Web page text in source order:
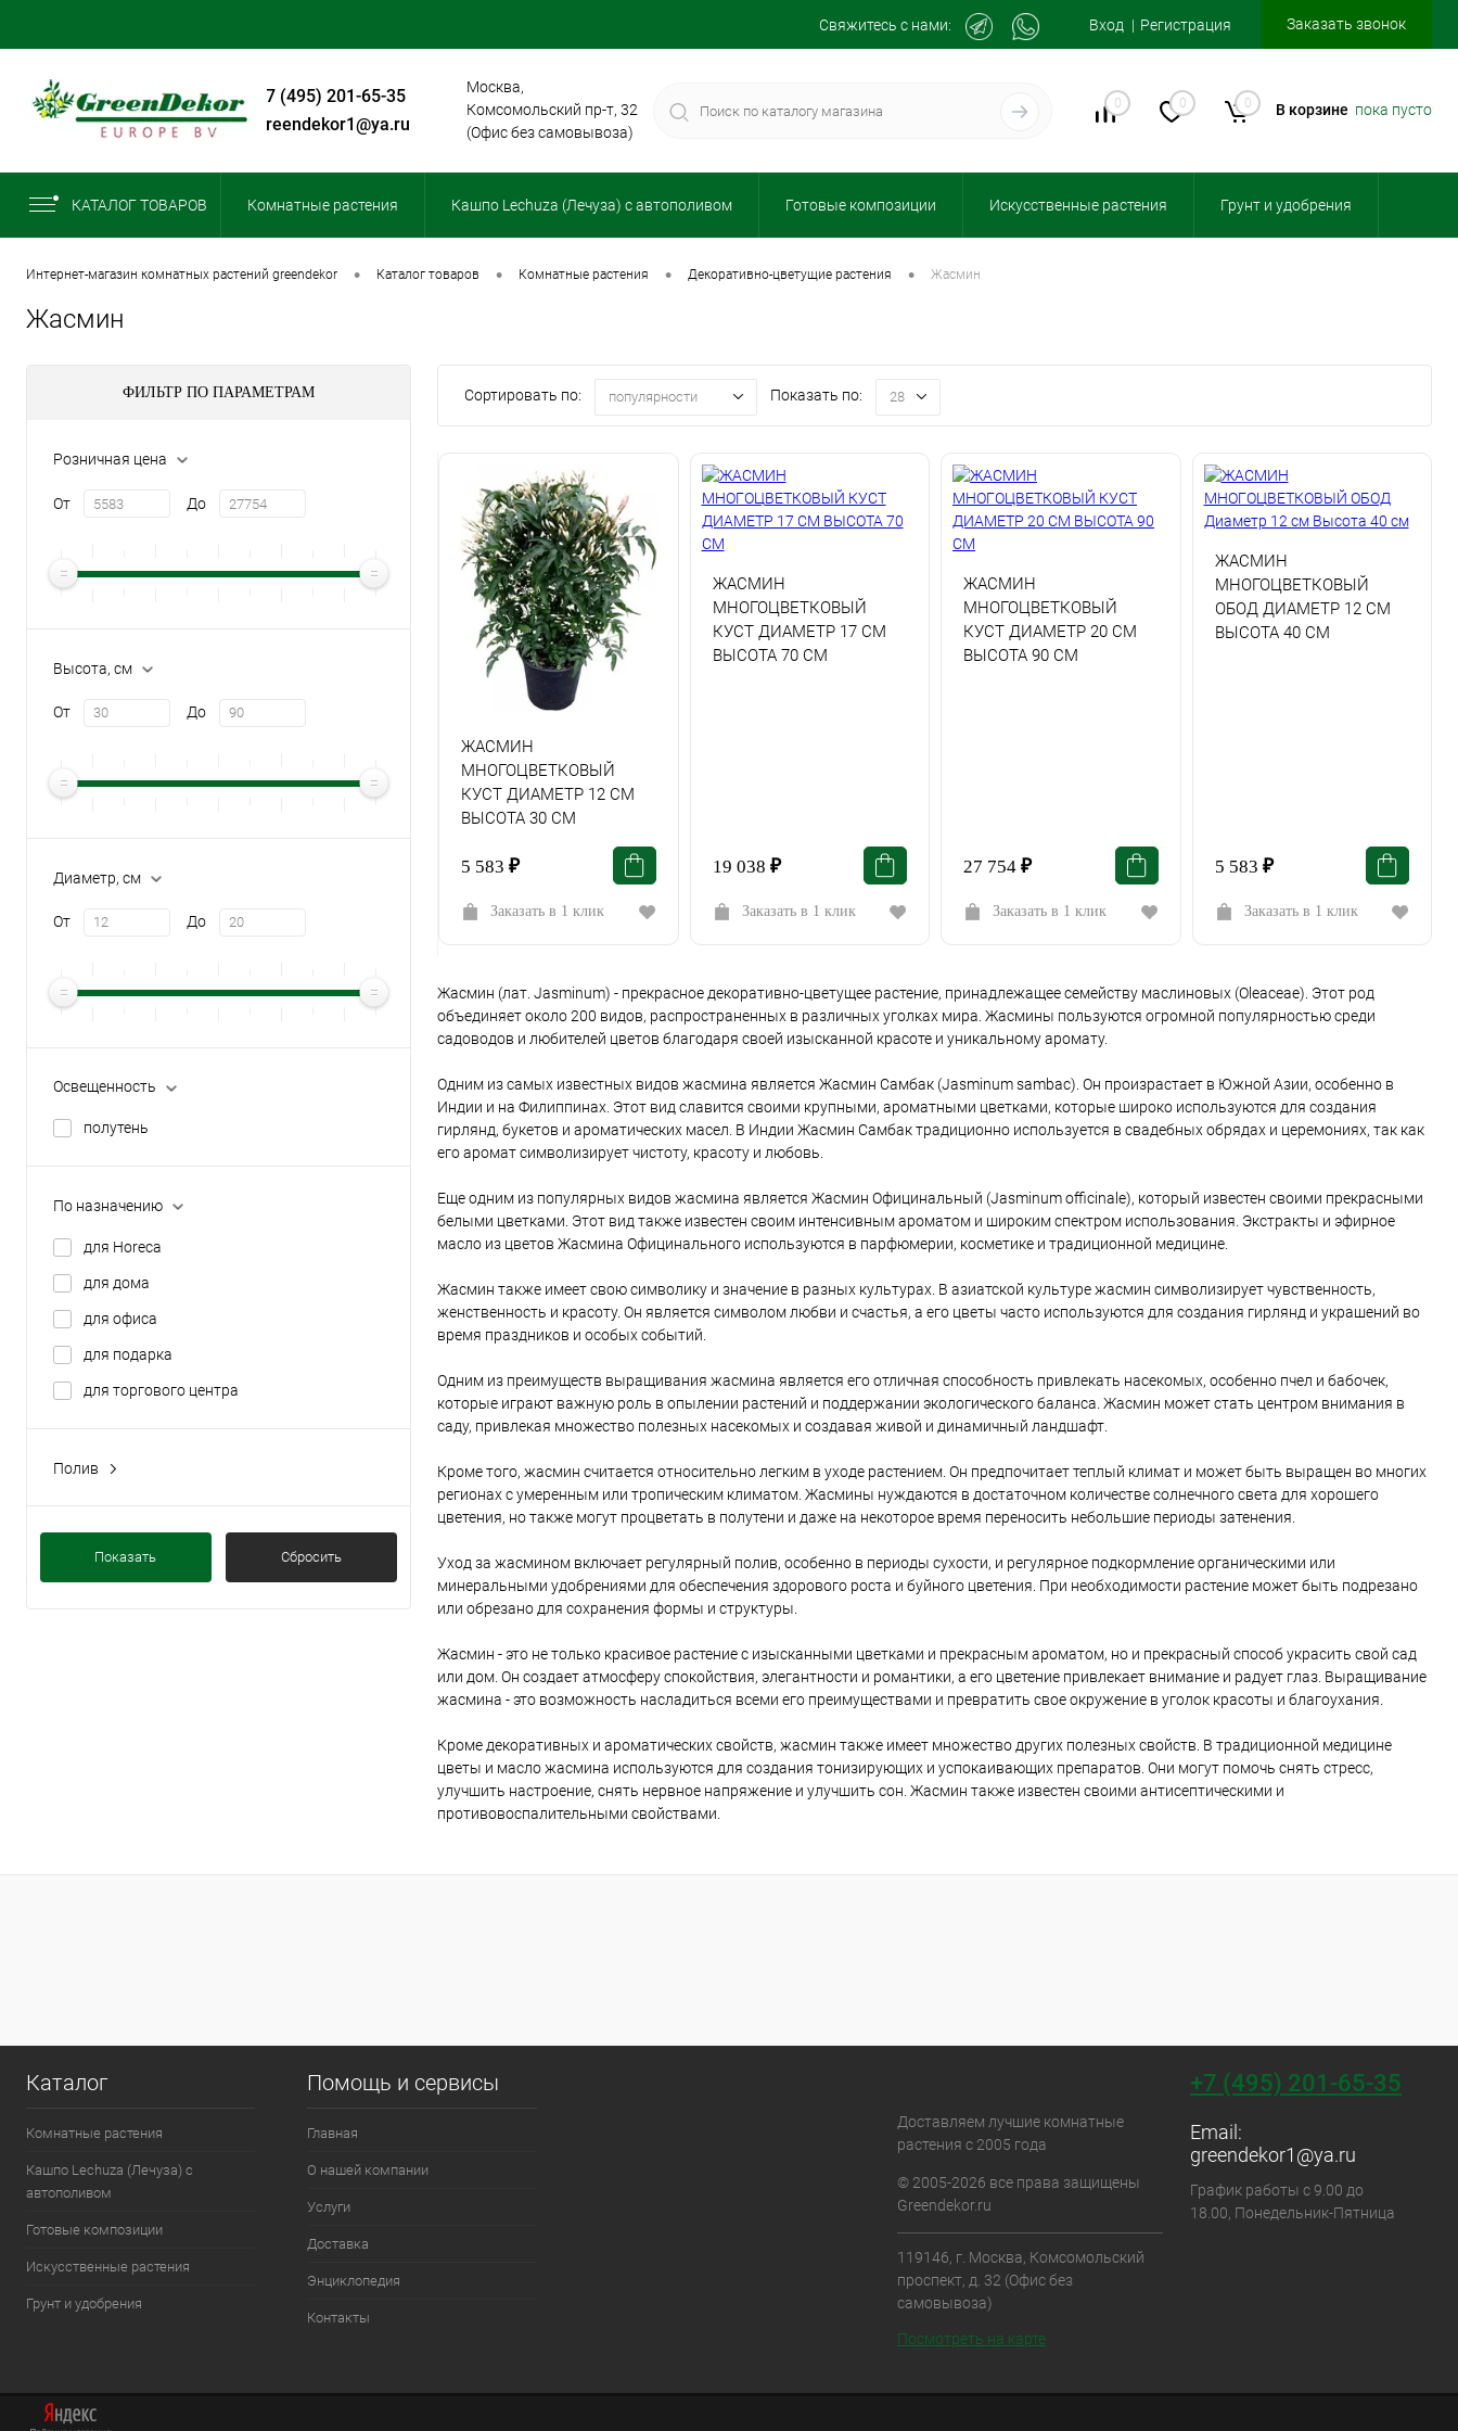
Свяжитесь с нами: Вход Регистрация Заказать звонок
+7 (495) 201-65-35
greendekor1@ya.ru
Москва,
Комсомольский пр-т, 32
(Офис без самовывоза)
0 0 0 В корзине пока пусто
КАТАЛОГ ТОВАРОВ Комнатные растения Кашпо Lechuza (Лечуза) с автополивом Готовые композиции Искусственные растения Грунт и удобрения
интернет-магазин комнатных растений greendekor • каталог товаров • комнатные растения • декоративно-цветущие растения • жасмин
Жасмин
ФИЛЬТР ПО ПАРАМЕТРАМ
Розничная цена
От До
Высота, см
От До
Диаметр, см
От До
Освещенность
полутень
По назначению
для Horeca
для дома
для офиса
для подарка
для торгового центра
Полив
Показать Сбросить
Сортировать по: популярности Показать по: 28
ЖАСМИН
МНОГОЦВЕТКОВЫЙ
КУСТ ДИАМЕТР 12 СМ
ВЫСОТА 30 СМ
5 583 ₽
Заказать в 1 клик
ЖАСМИН
МНОГОЦВЕТКОВЫЙ
КУСТ ДИАМЕТР 17 СМ
ВЫСОТА 70 СМ
19 038 ₽
Заказать в 1 клик
ЖАСМИН
МНОГОЦВЕТКОВЫЙ
КУСТ ДИАМЕТР 20 СМ
ВЫСОТА 90 СМ
27 754 ₽
Заказать в 1 клик
ЖАСМИН
МНОГОЦВЕТКОВЫЙ
ОБОД ДИАМЕТР 12 СМ
ВЫСОТА 40 СМ
5 583 ₽
Заказать в 1 клик
Жасмин (лат. Jasminum) - прекрасное декоративно-цветущее растение, принадлежащее семейству маслиновых (Oleaceae). Этот род
объединяет около 200 видов, распространенных в различных уголках мира. Жасмины пользуются огромной популярностью среди
садоводов и любителей цветов благодаря своей изысканной красоте и уникальному аромату.
Одним из самых известных видов жасмина является Жасмин Самбак (Jasminum sambac). Он произрастает в Южной Азии, особенно в
Индии и на Филиппинах. Этот вид славится своими крупными, ароматными цветками, которые широко используются для создания
гирлянд, букетов и ароматических масел. В Индии Жасмин Самбак традиционно используется в свадебных обрядах и церемониях, так как
его аромат символизирует чистоту, красоту и любовь.
Еще одним из популярных видов жасмина является Жасмин Официнальный (Jasminum officinale), который известен своими прекрасными
белыми цветками. Этот вид также известен своим интенсивным ароматом и широким спектром использования. Экстракты и эфирное
масло из цветов Жасмина Официнального используются в парфюмерии, косметике и традиционной медицине.
Жасмин также имеет свою символику и значение в разных культурах. В азиатской культуре жасмин символизирует чувственность,
женственность и красоту. Он является символом любви и счастья, а его цветы часто используются для создания гирлянд и украшений во
время праздников и особых событий.
Одним из преимуществ выращивания жасмина является его отличная способность привлекать насекомых, особенно пчел и бабочек,
которые играют важную роль в опылении растений и поддержании экологического баланса. Жасмин может стать центром внимания в
саду, привлекая множество полезных насекомых и создавая живой и динамичный ландшафт.
Кроме того, жасмин считается относительно легким в уходе растением. Он предпочитает теплый климат и может быть выращен во многих
регионах с умеренным или тропическим климатом. Жасмины нуждаются в достаточном количестве солнечного света для хорошего
цветения, но также могут процветать в полутени и даже на некоторое время переносить небольшие периоды затенения.
Уход за жасмином включает регулярный полив, особенно в периоды сухости, и регулярное подкормление органическими или
минеральными удобрениями для обеспечения здорового роста и буйного цветения. При необходимости растение может быть подрезано
или обрезано для сохранения формы и структуры.
Жасмин - это не только красивое растение с изысканными цветками и прекрасным ароматом, но и прекрасный способ украсить свой сад
или дом. Он создает атмосферу спокойствия, элегантности и романтики, а его цветение привлекает внимание и радует глаз. Выращивание
жасмина - это возможность насладиться всеми его преимуществами и превратить свое окружение в уголок красоты и благоухания.
Кроме декоративных и ароматических свойств, жасмин также имеет множество других полезных свойств. В традиционной медицине
цветы и масло жасмина используются для создания тонизирующих и успокаивающих препаратов. Они могут помочь снять стресс,
улучшить настроение, снять нервное напряжение и улучшить сон. Жасмин также известен своими антисептическими и
противовоспалительными свойствами.
Каталог
Комнатные растения
Кашпо Lechuza (Лечуза) с
автополивом
Готовые композиции
Искусственные растения
Грунт и удобрения
Помощь и сервисы
Главная
О нашей компании
Услуги
Доставка
Энциклопедия
Контакты
Доставляем лучшие комнатные
растения с 2005 года
© 2005-2026 все права защищены
Greendekor.ru
119146, г. Москва, Комсомольский
проспект, д. 32 (Офис без
самовывоза)
Посмотреть на карте
+7 (495) 201-65-35
Email:
greendekor1@ya.ru
График работы с 9.00 до
18.00, Понедельник-Пятница